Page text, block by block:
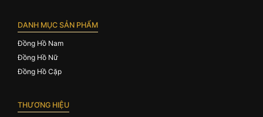
DANH MỤC SẢN PHẨM
Đồng Hồ Nam
Đồng Hồ Nữ
Đồng Hồ Cặp
THƯƠNG HIỆU